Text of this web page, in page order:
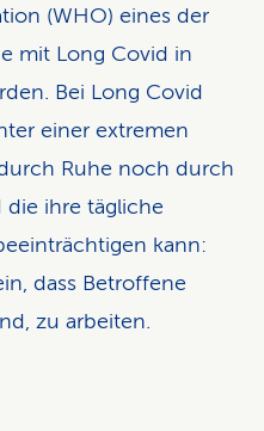
(WHO) eines der
mit Long Covid in
Bei Long Covid
einer extremen
Ruhe noch durch
ihre tägliche
kann:
dass Betroffene
zu arbeiten.